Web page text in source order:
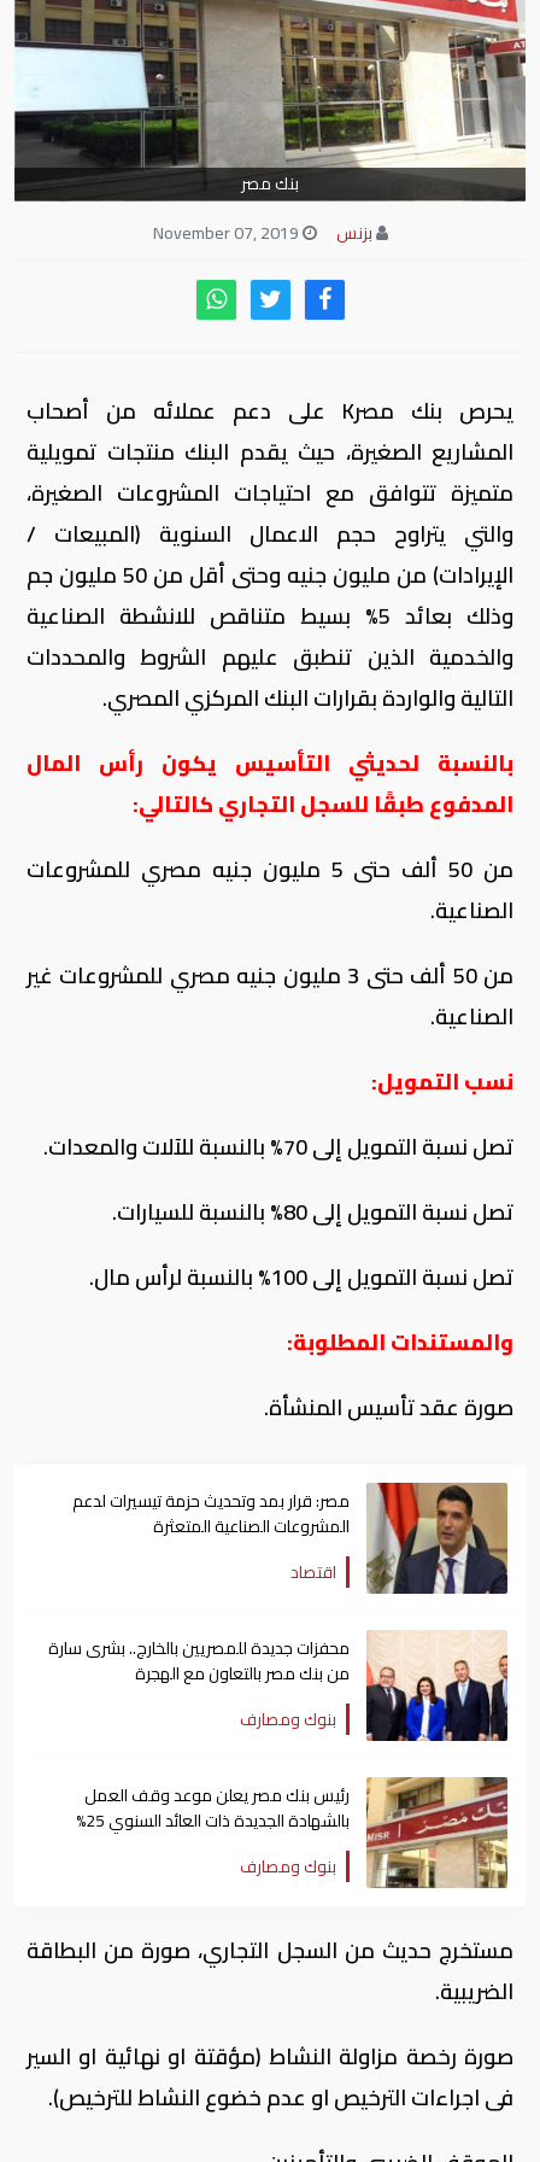
بنك مصر
بزنس
يحرص بنك مصرK على دعم عملائه من أصحاب
المشاريع الصغيرة، حيث يقدم البنك منتجات تمويلية
متميزة تتوافق مع احتياجات المشروعات الصغيرة،
والتي يتراوح حجم الاعمال السنوية (المبيعات /
الإيرادات) من مليون جنيه وحتى أقل من 50 مليون جم
وذلك بعائد 5% بسيط متناقص للانشطة الصناعية
والخدمية الذين تنطبق عليهم الشروط والمحددات
التالية والواردة بقرارات البنك المركزي المصري.
بالنسبة لحديثي التأسيس يكون رأس المال
المدفوع طبقًا للسجل التجاري كالتالي:
من 50 ألف حتى 5 مليون جنيه مصري للمشروعات
الصناعية.
من 50 ألف حتى 3 مليون جنيه مصري للمشروعات غير
الصناعية.
نسب التمويل:
تصل نسبة التمويل إلى 70% بالنسبة للآلات والمعدات.
تصل نسبة التمويل إلى 80% بالنسبة للسيارات.
تصل نسبة التمويل إلى 100% بالنسبة لرأس مال.
والمستندات المطلوبة:
صورة عقد تأسيس المنشأة.
مصر: قرار بمد وتحديث حزمة تيسيرات لدعم
المشروعات الصناعية المتعثرة
اقتصاد
محفزات جديدة للمصريين بالخارج.. بشرى سارة
من بنك مصر بالتعاون مع الهجرة
بنوك ومصارف
رئيس بنك مصر يعلن موعد وقف العمل
بالشهادة الجديدة ذات العائد السنوي 25%
بنوك ومصارف
مستخرج حديث من السجل التجاري، صورة من البطاقة
الضريبية.
صورة رخصة مزاولة النشاط (مؤقتة او نهائية او السير
فى اجراءات الترخيص او عدم خضوع النشاط للترخيص).